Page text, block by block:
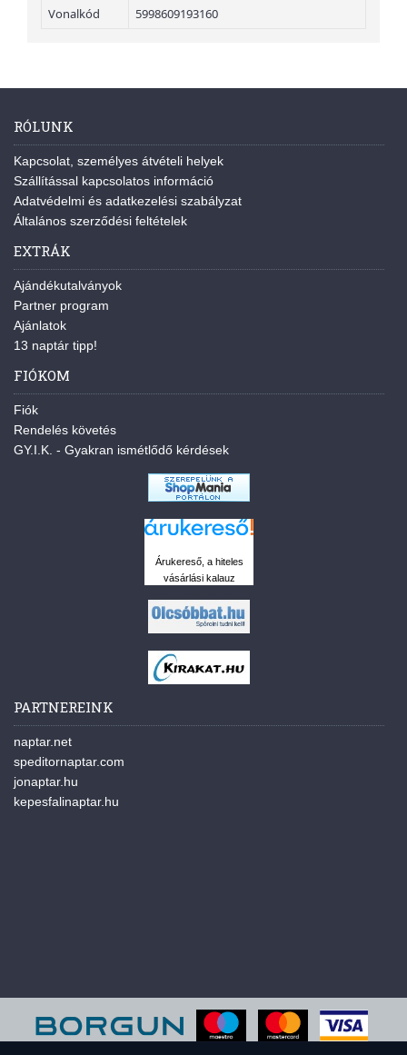
Vonalkód
5998609193160
RÓLUNK
Kapcsolat, személyes átvételi helyek
Szállítással kapcsolatos információ
Adatvédelmi és adatkezelési szabályzat
Általános szerződési feltételek
EXTRÁK
Ajándékutalványok
Partner program
Ajánlatok
13 naptár tipp!
FIÓKOM
Fiók
Rendelés követés
GY.I.K. - Gyakran ismétlődő kérdések
Árukereső, a hiteles
vásárlási kalauz
PARTNEREINK
naptar.net
speditornaptar.com
jonaptar.hu
kepesfalinaptar.hu